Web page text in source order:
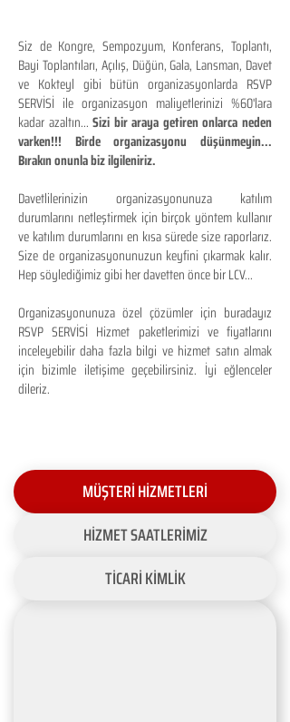
Siz de Kongre, Sempozyum, Konferans, Toplantı,
Bayi Toplantıları, Açılış, Düğün, Gala, Lansman, Davet
ve Kokteyl gibi bütün organizasyonlarda RSVP
SERVİSİ ile organizasyon maliyetlerinizi %60'lara
kadar azaltın...Sizi bir araya getiren onlarca neden
varken!!! Birde organizasyonu düşünmeyin...
Bırakın onunla biz ilgileniriz.
Davetlilerinizin organizasyonunuza katılım
durumlarını netleştirmek için birçok yöntem kullanır
ve katılım durumlarını en kısa sürede size raporlarız.
Size de organizasyonunuzun keyfini çıkarmak kalır.
Hep söylediğimiz gibi her davetten önce bir LCV...
Organizasyonunuza özel çözümler için buradayız
RSVP SERVİSİ Hizmet paketlerimizi ve fiyatlarını
inceleyebilir daha fazla bilgi ve hizmet satın almak
için bizimle iletişime geçebilirsiniz. İyi eğlenceler
dileriz.
MÜŞTERİ HİZMETLERİ
HİZMET SAATLERİMİZ
TİCARİ KİMLİK